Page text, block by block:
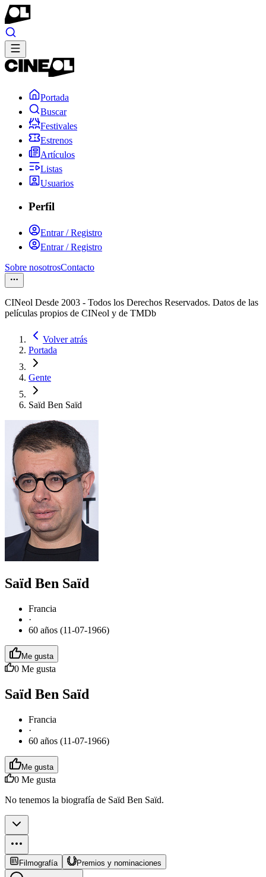
Portada
Buscar
Festivales
Estrenos
Artículos
Listas
Usuarios
Perfil
Entrar / Registro
Entrar / Registro
Sobre nosotrosContacto
CINeol Desde 2003 - Todos los Derechos Reservados. Datos de las
películas propios de CINeol y de TMDb
Volver atrás
Portada
Gente
Saïd Ben Saïd
Saïd Ben Saïd
Francia
·
60 años (11-07-1966)
Me gusta
0 Me gusta
Saïd Ben Saïd
Francia
·
60 años (11-07-1966)
Me gusta
0 Me gusta
No tenemos la biografía de Saïd Ben Saïd.
Filmografía Premios y nominaciones